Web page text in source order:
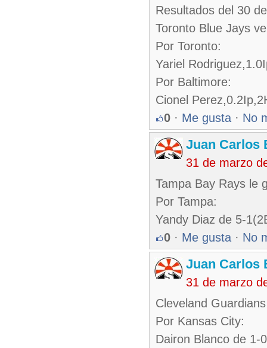
Resultados del 30
Toronto Blue Jays
Por Toronto:
Yariel
Por Baltimore:
Cionel
0 · Me gusta · No
Juan Carlos
31 de marzo
Tampa Bay Rays le
Por Tampa:
Yandy Diaz de 5-
0 · Me gusta · No
Juan Carlos
31 de marzo
Cleveland
Por Kansas City:
Dairon Blanco de 1-